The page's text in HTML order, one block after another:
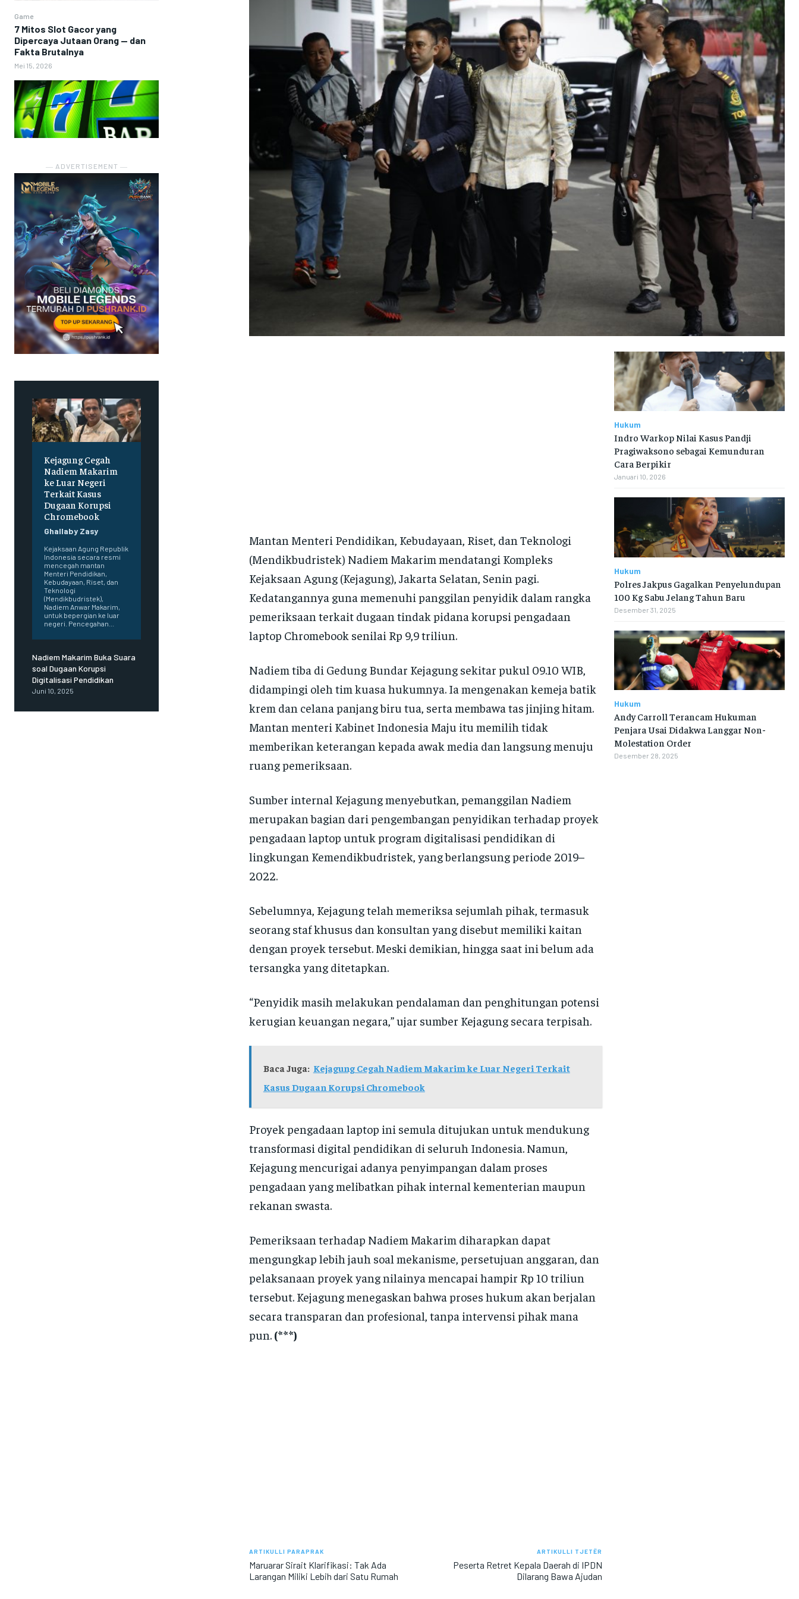
Game
7 Mitos Slot Gacor yang
Dipercaya Jutaan Orang — dan
Fakta Brutalnya
Mei 15, 2026
― ADVERTISEMENT ―
Kejagung Cegah
Nadiem Makarim
ke Luar Negeri
Terkait Kasus
Dugaan Korupsi
Chromebook
Ghallaby Zasy
Kejaksaan Agung Republik
Indonesia secara resmi
mencegah mantan
Menteri Pendidikan,
Kebudayaan, Riset, dan
Teknologi
(Mendikbudristek),
Nadiem Anwar Makarim,
untuk bepergian ke luar
negeri. Pencegahan...
Nadiem Makarim Buka Suara
soal Dugaan Korupsi
Digitalisasi Pendidikan
Juni 10, 2025
Mantan Menteri Pendidikan, Kebudayaan, Riset, dan Teknologi
(Mendikbudristek) Nadiem Makarim mendatangi Kompleks
Kejaksaan Agung (Kejagung), Jakarta Selatan, Senin pagi.
Kedatangannya guna memenuhi panggilan penyidik dalam rangka
pemeriksaan terkait dugaan tindak pidana korupsi pengadaan
laptop Chromebook senilai Rp 9,9 triliun.
Nadiem tiba di Gedung Bundar Kejagung sekitar pukul 09.10 WIB,
didampingi oleh tim kuasa hukumnya. Ia mengenakan kemeja batik
krem dan celana panjang biru tua, serta membawa tas jinjing hitam.
Mantan menteri Kabinet Indonesia Maju itu memilih tidak
memberikan keterangan kepada awak media dan langsung menuju
ruang pemeriksaan.
Sumber internal Kejagung menyebutkan, pemanggilan Nadiem
merupakan bagian dari pengembangan penyidikan terhadap proyek
pengadaan laptop untuk program digitalisasi pendidikan di
lingkungan Kemendikbudristek, yang berlangsung periode 2019–
2022.
Sebelumnya, Kejagung telah memeriksa sejumlah pihak, termasuk
seorang staf khusus dan konsultan yang disebut memiliki kaitan
dengan proyek tersebut. Meski demikian, hingga saat ini belum ada
tersangka yang ditetapkan.
“Penyidik masih melakukan pendalaman dan penghitungan potensi
kerugian keuangan negara,” ujar sumber Kejagung secara terpisah.
Baca Juga: Kejagung Cegah Nadiem Makarim ke Luar Negeri Terkait
Kasus Dugaan Korupsi Chromebook
Proyek pengadaan laptop ini semula ditujukan untuk mendukung
transformasi digital pendidikan di seluruh Indonesia. Namun,
Kejagung mencurigai adanya penyimpangan dalam proses
pengadaan yang melibatkan pihak internal kementerian maupun
rekanan swasta.
Pemeriksaan terhadap Nadiem Makarim diharapkan dapat
mengungkap lebih jauh soal mekanisme, persetujuan anggaran, dan
pelaksanaan proyek yang nilainya mencapai hampir Rp 10 triliun
tersebut. Kejagung menegaskan bahwa proses hukum akan berjalan
secara transparan dan profesional, tanpa intervensi pihak mana
pun. (***)
ARTIKULLI PARAPRAK
Maruarar Sirait Klarifikasi: Tak Ada
Larangan Miliki Lebih dari Satu Rumah
ARTIKULLI TJETËR
Peserta Retret Kepala Daerah di IPDN
Dilarang Bawa Ajudan
Hukum
Indro Warkop Nilai Kasus Pandji
Pragiwaksono sebagai Kemunduran
Cara Berpikir
Januari 10, 2026
Hukum
Polres Jakpus Gagalkan Penyelundupan
100 Kg Sabu Jelang Tahun Baru
Desember 31, 2025
Hukum
Andy Carroll Terancam Hukuman
Penjara Usai Didakwa Langgar Non-
Molestation Order
Desember 28, 2025